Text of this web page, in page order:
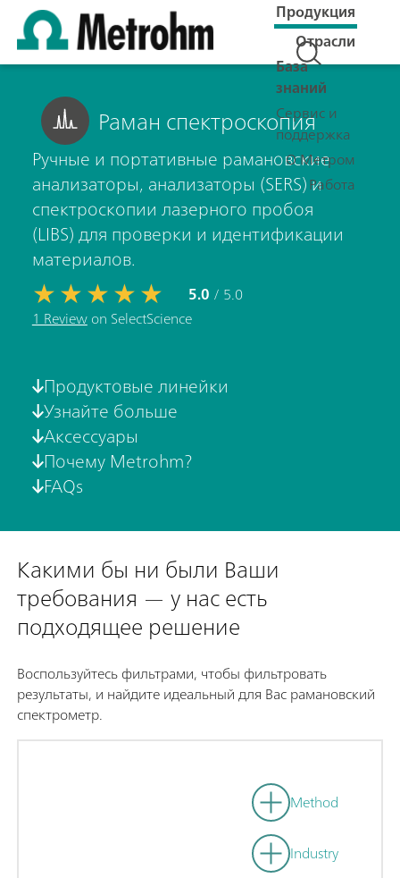
Продукция
Отрасли
База
знаний
Сервис и
поддержка
О Метром
Работа
Раман спектроскопия
Ручные и портативные рамановские
анализаторы, анализаторы (SERS) и
спектроскопии лазерного пробоя
(LIBS) для проверки и идентификации
материалов.
5.0 / 5.0
1 Reviewon SelectScience
Продуктовые линейки
Узнайте больше
Аксессуары
Почему Metrohm?
FAQs
Какими бы ни были Ваши
требования — у нас есть
подходящее решение
Воспользуйтесь фильтрами, чтобы фильтровать
результаты, и найдите идеальный для Вас рамановский
спектрометр.
Method
Industry